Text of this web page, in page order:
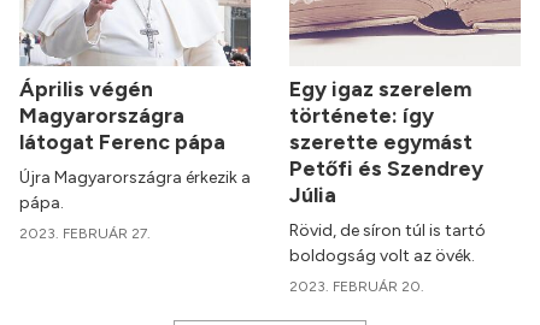
Április végén
Magyarországra
látogat Ferenc pápa
Újra Magyarországra érkezik a
pápa.
2023. FEBRUÁR 27.
Egy igaz szerelem
története: így
szerette egymást
Petőfi és Szendrey
Júlia
Rövid, de síron túl is tartó
boldogság volt az övék.
2023. FEBRUÁR 20.